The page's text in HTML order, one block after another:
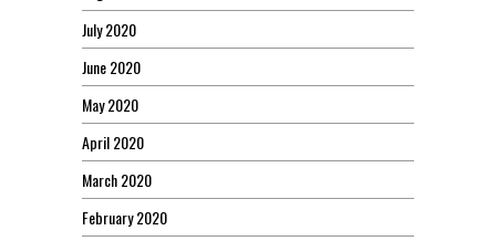
July 2020
June 2020
May 2020
April 2020
March 2020
February 2020